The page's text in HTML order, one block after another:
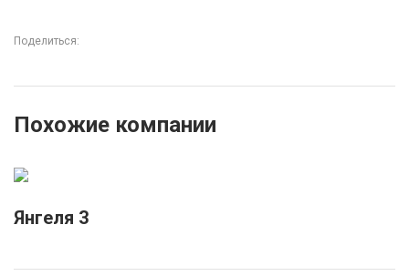
Поделиться:
Похожие компании
Янгеля 3